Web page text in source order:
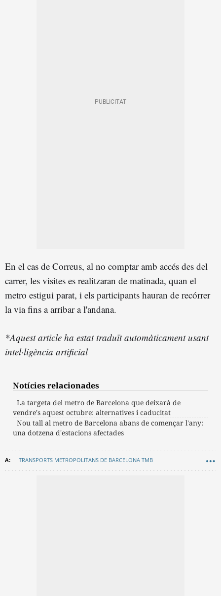
En el cas de Correus, al no comptar amb accés des del
carrer, les visites es realitzaran de matinada, quan el
metro estigui parat, i els participants hauran de recórrer
la via fins a arribar a l'andana.
*Aquest article ha estat traduït automàticament usant
intel·ligència artificial
Notícies relacionades
La targeta del metro de Barcelona que deixarà de
vendre's aquest octubre: alternatives i caducitat
Nou tall al metro de Barcelona abans de començar l'any:
una dotzena d'estacions afectades
TRANSPORTS METROPOLITANS DE BARCELONA TMB